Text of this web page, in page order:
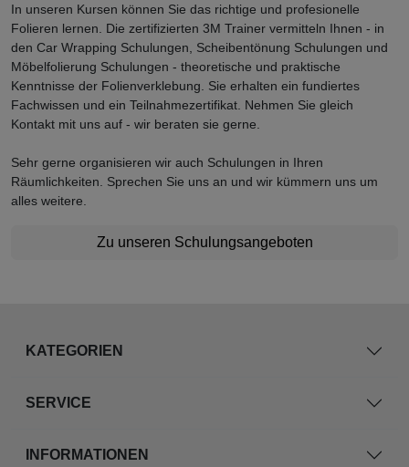
In unseren Kursen können Sie das richtige und profesionelle
Folieren lernen. Die zertifizierten 3M Trainer vermitteln Ihnen - in
den Car Wrapping Schulungen, Scheibentönung Schulungen und
Möbelfolierung Schulungen - theoretische und praktische
Kenntnisse der Folienverklebung. Sie erhalten ein fundiertes
Fachwissen und ein Teilnahmezertifikat. Nehmen Sie gleich
Kontakt mit uns auf - wir beraten sie gerne.
Sehr gerne organisieren wir auch Schulungen in Ihren
Räumlichkeiten. Sprechen Sie uns an und wir kümmern uns um
alles weitere.
Zu unseren Schulungsangeboten
KATEGORIEN
SERVICE
INFORMATIONEN